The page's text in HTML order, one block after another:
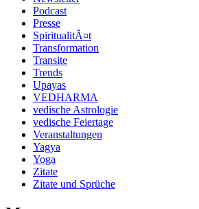
Podcast
Presse
SpiritualitÃ¤t
Transformation
Transite
Trends
Upayas
VEDHARMA
vedische Astrologie
vedische Feiertage
Veranstaltungen
Yagya
Yoga
Zitate
Zitate und Sprüche